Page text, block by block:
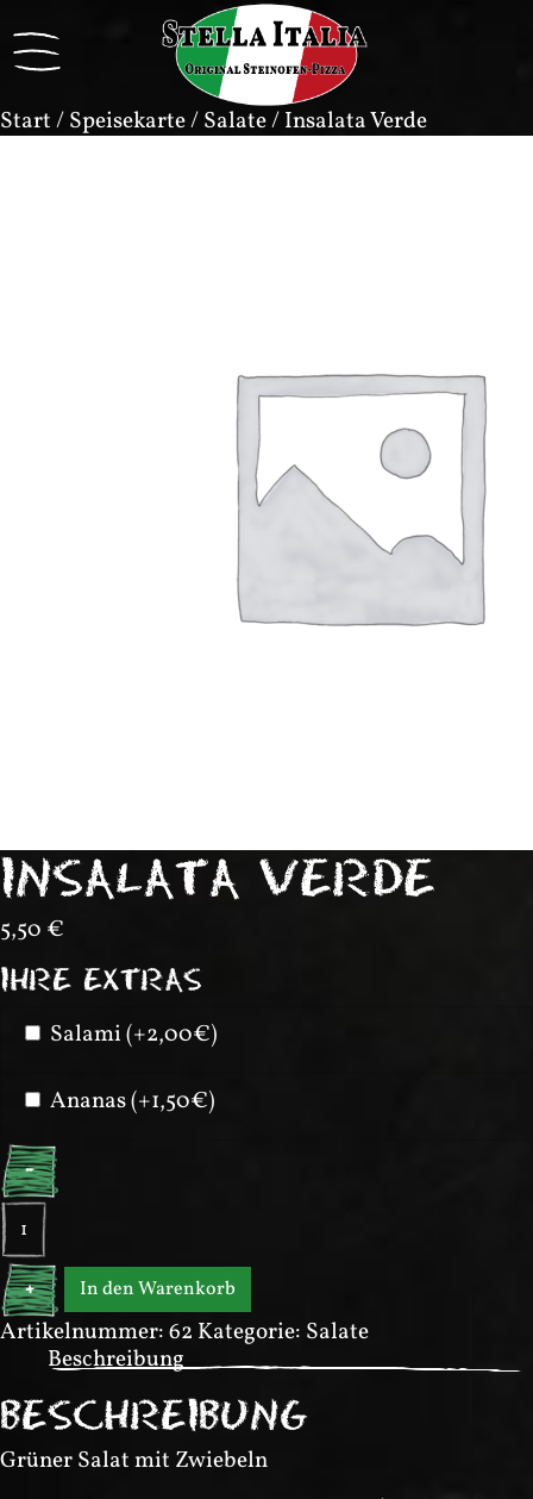
Start/Speisekarte/Salate/ Insalata Verde
INSALATA VERDE
5,50 €
IHRE EXTRAS
Salami (+2,00€)
Ananas (+1,50€)
-
Insalata
Verde
Menge
+ In den Warenkorb
Artikelnummer:62 Kategorie: Salate
Beschreibung
BESCHREIBUNG
Grüner Salat mit Zwiebeln